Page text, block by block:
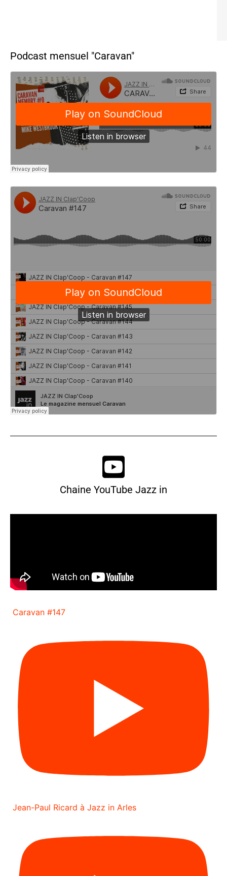
Podcast mensuel "Caravan"
Chaine YouTube Jazz in
Caravan #147
Jean-Paul Ricard à Jazz in Arles